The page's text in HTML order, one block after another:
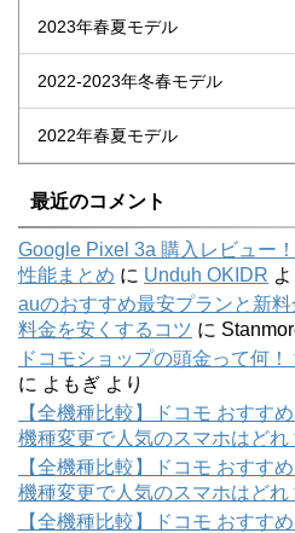
2023年春夏モデル
2022-2023年冬春モデル
2022年春夏モデル
最近のコメント
Google Pixel 3a 購入レビュー
性能まとめ に Unduh OKIDR よ
auのおすすめ最安プランと新
料金を安くするコツ に
ドコモショップの頭金って何
に よもぎ より
【全機種比較】ドコモ おすす
機種変更で人気のスマホはどれ
【全機種比較】ドコモ おすす
機種変更で人気のスマホはどれ
【全機種比較】ドコモ おすす